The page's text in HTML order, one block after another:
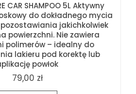
CAR SHAMPOO 5L Aktywny
do dokładnego mycia
jakichkolwiek
powierzchni. Nie zawiera
polimerów – idealny do
lakieru pod korektę lub
powłok
79,00 zł